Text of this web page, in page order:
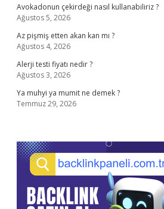
Avokadonun çekirdeği nasıl kullanabiliriz ?
Ağustos 5, 2026
Az pişmiş etten akan kan mı ?
Ağustos 4, 2026
Alerji testi fiyatı nedir ?
Ağustos 3, 2026
Ya muhyi ya mumit ne demek ?
Temmuz 29, 2026